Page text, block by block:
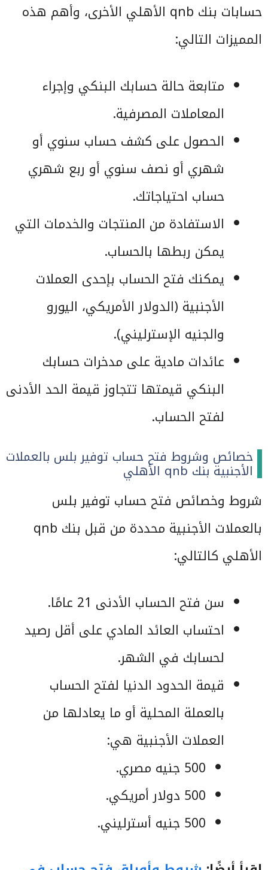
حسابات بنك qnb الأهلي الأخرى، وأهم هذه
المميزات التالي:
متابعة حالة حسابك البنكي وإجراء
المعاملات المصرفية.
الحصول على كشف حساب سنوي أو
شهري أو نصف سنوي أو ربع شهري
حساب احتياجاتك.
الاستفادة من المنتجات والخدمات التي
يمكن ربطها بالحساب.
يمكنك فتح الحساب بإحدى العملات
الأجنبية (الدولار الأمريكي، اليورو
والجنيه الإسترليني).
عائدات مادية على مدخرات حسابك
البنكي قيمتها تتجاوز قيمة الحد الأدنى
لفتح الحساب.
خصائص وشروط فتح حساب توفير بلس بالعملات
الأجنبية بنك qnb الأهلي
شروط وخصائص فتح حساب توفير بلس
بالعملات الأجنبية محددة من قبل بنك qnb
الأهلي كالتالي:
سن فتح الحساب الأدنى 21 عامًا.
احتساب العائد المادي على أقل رصيد
لحسابك في الشهر.
قيمة الحدود الدنيا لفتح الحساب
بالعملة المحلية أو ما يعادلها من
العملات الأجنبية هي:
500 جنيه مصري.
500 دولار أمريكي.
500 جنيه أسترليني.